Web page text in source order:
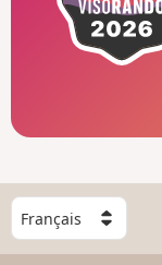
C
h
o